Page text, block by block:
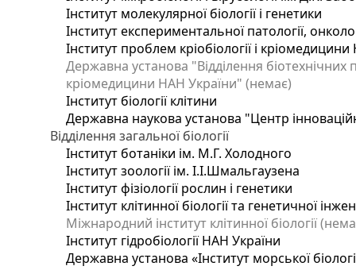
Інститут молекулярної біології і генетики
Інститут експериментальної патології,
Інститут проблем кріобіології і
Державна установа "Відділення біотехнічних
кріомедицини НАН України" (немає)
Інститут біології клітини
Державна наукова установа "Центр
Відділення загальної біології
Інститут ботаніки ім. М.Г. Холодного
Інститут зоології ім. І.І.Шмальгаузена
Інститут фізіології рослин і генетики
Інститут клітинної біології та генетичної
Міжнародний інститут клітинної біології
Інститут гідробіології НАН України
Державна установа «Інститут морської